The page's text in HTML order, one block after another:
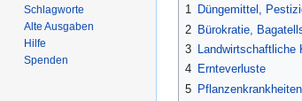
1 Düngemittel,
2 Bürokratie,
3 Landwirtschaftliche
4 Ernteverluste
5
Schlagworte
Alte Ausgaben
Hilfe
Spenden